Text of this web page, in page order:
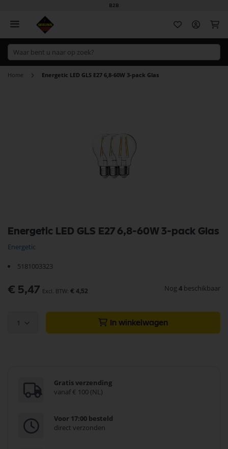
B2B
Home Energetic LED GLS E27 6,8-60W 3-pack Glas
Energetic LED GLS E27 6,8-60W 3-pack Glas
Energetic
5181003323
€ 5,47 € 4,52 Nog 4 beschikbaar
1 In winkelwagen
Gratis verzending
vanaf € 100 (NL)
Voor 17:00 besteld
direct verzonden
naar
het
begin
de
gallerij